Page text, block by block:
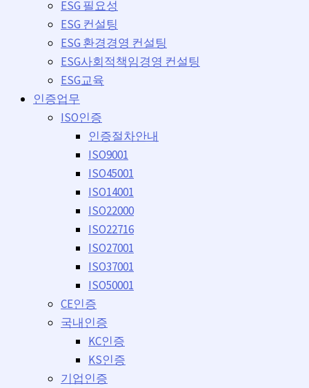
ESG 필요성
ESG 컨설팅
ESG 환경경영 컨설팅
ESG사회적책임경영 컨설팅
ESG교육
인증업무
ISO인증
인증절차안내
ISO9001
ISO45001
ISO14001
ISO22000
ISO22716
ISO27001
ISO37001
ISO50001
CE인증
국내인증
KC인증
KS인증
기업인증